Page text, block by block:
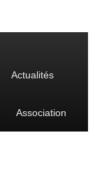
Actualités
Association